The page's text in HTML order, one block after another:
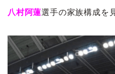
八村阿蓮選手の家族構成を